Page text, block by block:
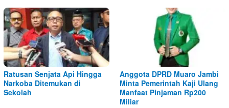
Ratusan Senjata Api Hingga
Narkoba Ditemukan di
Sekolah
Anggota DPRD Muaro Jambi
Minta Pemerintah Kaji Ulang
Manfaat Pinjaman Rp200
Miliar